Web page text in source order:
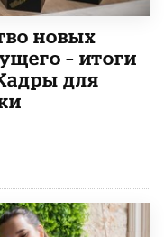
новых
– итоги
для